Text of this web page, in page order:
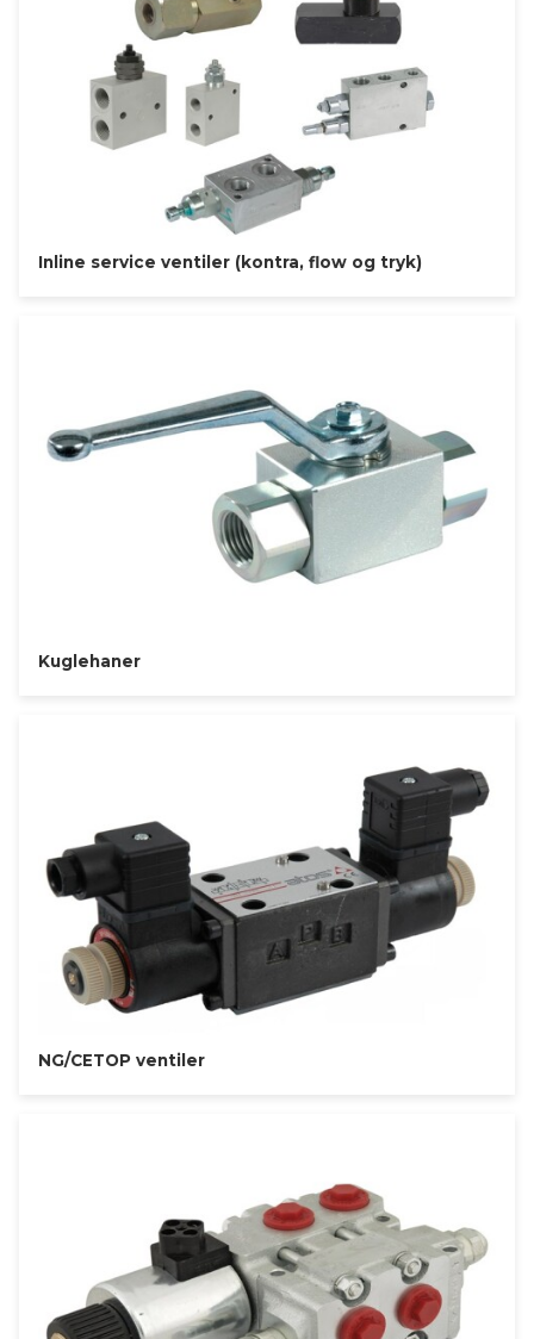
Inline service ventiler (kontra, flow og tryk)
Kuglehaner
NG/CETOP ventiler